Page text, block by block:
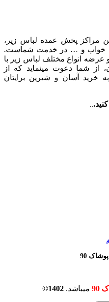
مراکز پخش عمده لباس زیر،
خواب و … در خدمت شماست.
90 با تولید و عرضه انواع مختلف لباس زیر با
از شما دعوت مینماید که از
خرید آسان و شیرین برایتان
..
90
میباشد. 1402©